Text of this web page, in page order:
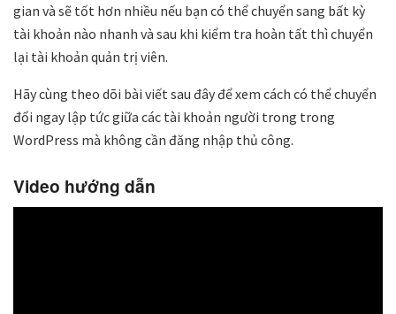
gian và sẽ tốt hơn nhiều nếu bạn có thể chuyển sang bất kỳ
tài khoản nào nhanh và sau khi kiểm tra hoàn tất thì chuyển
lại tài khoản quản trị viên.
Hãy cùng theo dõi bài viết sau đây để xem cách có thể chuyển
đổi ngay lập tức giữa các tài khoản người trong trong
WordPress mà không cần đăng nhập thủ công.
Video hướng dẫn